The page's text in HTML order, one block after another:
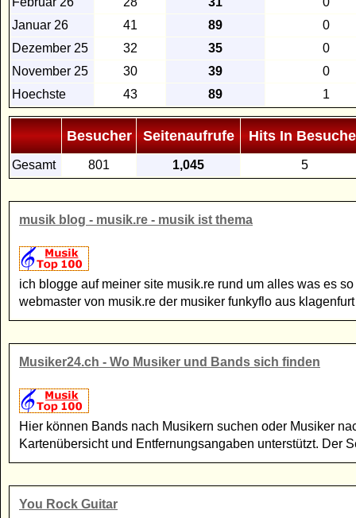
Januar 26
41 89
0
Dezember 25
32 35
0
November 25
30 39
0
Hoechste
43 89 1
Besucher Seitenaufrufe Hits In
Gesamt 801 1,045 5
musik blog - musik.re - musik ist thema
ich blogge auf meiner site musik.re rund um alles was es
webmaster von musik.re der musiker funkyflo aus
Musiker24.ch - Wo Musiker und Bands sich finden
Hier können Bands nach Musikern suchen oder Musiker
Kartenübersicht und Entfernungsangaben unterstützt. Der
You Rock Guitar